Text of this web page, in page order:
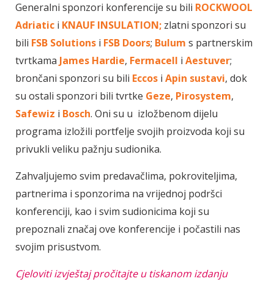
Generalni sponzori konferencije su bili ROCKWOOL
Adriatic i KNAUF INSULATION; zlatni sponzori su
bili FSB Solutions i FSB Doors; Bulum s partnerskim
tvrtkama James Hardie, Fermacell i Aestuver;
brončani sponzori su bili Eccos i Apin sustavi, dok
su ostali sponzori bili tvrtke Geze, Pirosystem,
Safewiz i Bosch. Oni su u izložbenom dijelu
programa izložili portfelje svojih proizvoda koji su
privukli veliku pažnju sudionika.
Zahvaljujemo svim predavačlima, pokroviteljima,
partnerima i sponzorima na vrijednoj podršci
konferenciji, kao i svim sudionicima koji su
prepoznali značaj ove konferencije i počastili nas
svojim prisustvom.
Cjeloviti izvještaj pročitajte u tiskanom izdanju